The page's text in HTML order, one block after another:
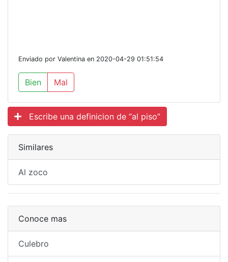
Enviado por Valentina en 2020-04-29 01:51:54
Bien Mal
Escribe una definicion de “al piso”
Similares
Al zoco
Conoce mas
Culebro